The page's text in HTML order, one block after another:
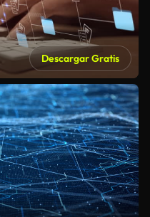
Descargar Gratis